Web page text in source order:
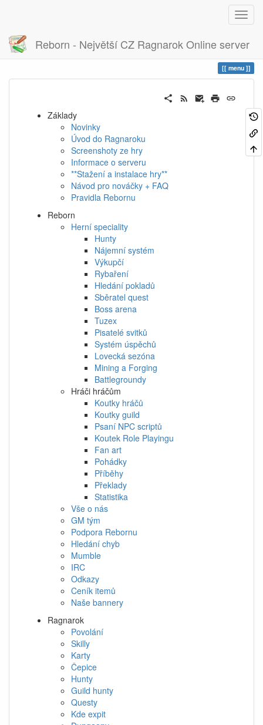
Reborn - Největší CZ Ragnarok Online server
Historie menu
menu
Základy
Novinky
Úvod do Ragnaroku
Screenshoty ze hry
Informace o serveru
**Stažení a instalace hry**
Návod pro nováčky + FAQ
Pravidla Rebornu
Reborn
Herní speciality
Hunty
Nájemní systém
Výkupčí
Rybaření
Hledání pokladů
Sběratel quest
Boss arena
Tuzex
Pisatelé svitků
Systém úspěchů
Lovecká sezóna
Mining a Forging
Battlegroundy
Hráči hráčům
Koutky hráčů
Koutky guild
Psaní NPC scriptů
Koutek Role Playingu
Fan art
Pohádky
Příběhy
Překlady
Statistika
Vše o nás
GM tým
Podpora Rebornu
Hledání chyb
Mumble
IRC
Odkazy
Ceník itemů
Naše bannery
Ragnarok
Povolání
Skilly
Karty
Čepice
Hunty
Guild hunty
Questy
Kde expit